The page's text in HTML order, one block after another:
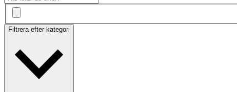
Filtrera efter kategori